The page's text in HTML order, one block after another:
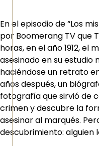
En el episodio de “Los
por Boomerang TV que
horas, en el año 1912, el
asesinado en su
haciéndose un retrato
años después, un
fotografía que sirvió de
crimen y descubre la
asesinar al marqués.
descubrimiento: alguien